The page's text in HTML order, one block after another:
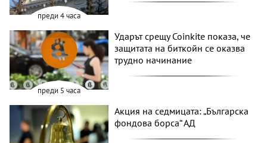
преди 4 часа
преди 5 часа
Ударът срещу Coinkite показа, че
защитата на биткойн се оказва
трудно начинание
Акция на седмицата: „Българска
фондова борса“ АД